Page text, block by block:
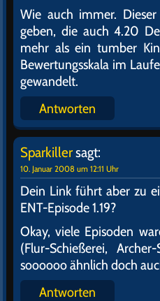
Wie auch immer.
geben, die auch 4.20
mehr als ein tumber
Bewertungsskala im
gewandelt.
Antworten
Sparkillersagt:
10. Januar 2008 um 12:11 Uhr
Dein Link führt aber zu
ENT-Episode 1.19?
Okay, viele Episoden
(Flur-Schießerei,
soooooo ähnlich doch
Antworten